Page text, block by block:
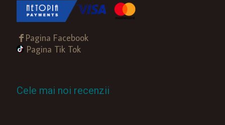
Pagina Facebook
Pagina Tik Tok
Cele mai noi recenzii